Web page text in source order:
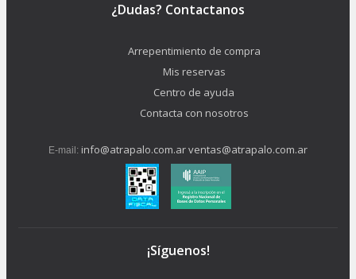
¿Dudas? Contactanos
Arrepentimiento de compra
Mis reservas
Centro de ayuda
Contacta con nosotros
E-mail: info@atrapalo.com.arventas@atrapalo.com.ar
¡Síguenos!